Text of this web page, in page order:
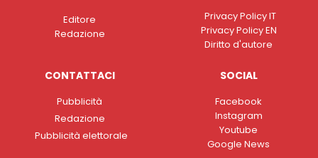
Editore
Redazione
Privacy Policy IT
Privacy Policy EN
Diritto d'autore
CONTATTACI
Pubblicità
Redazione
Pubblicità elettorale
SOCIAL
Facebook
Instagram
Youtube
Google News